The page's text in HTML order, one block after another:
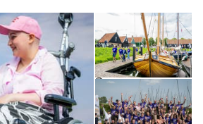
Open de galerij in vergrote
©